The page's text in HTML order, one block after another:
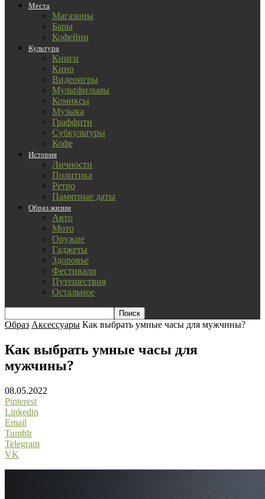
Места
Магазины
Бары
Кофейни
Культура
Книги
Кино
Видеоигры
Мультфильмы
Комиксы
Музыка
Граффити
Субкультуры
Кофе
История
Личности
Политика
Ретро
Памятные даты
Образ жизни
Авто
Мото
Оружие
Гаджеты
Здоровье
Фестивали
Путешествия
Остальное
Образ Аксессуары Как выбрать умные часы для мужчины?
Как выбрать умные часы для
мужчины?
08.05.2022
Pinterest
Linkedin
Email
Tumblr
Telegram
VK